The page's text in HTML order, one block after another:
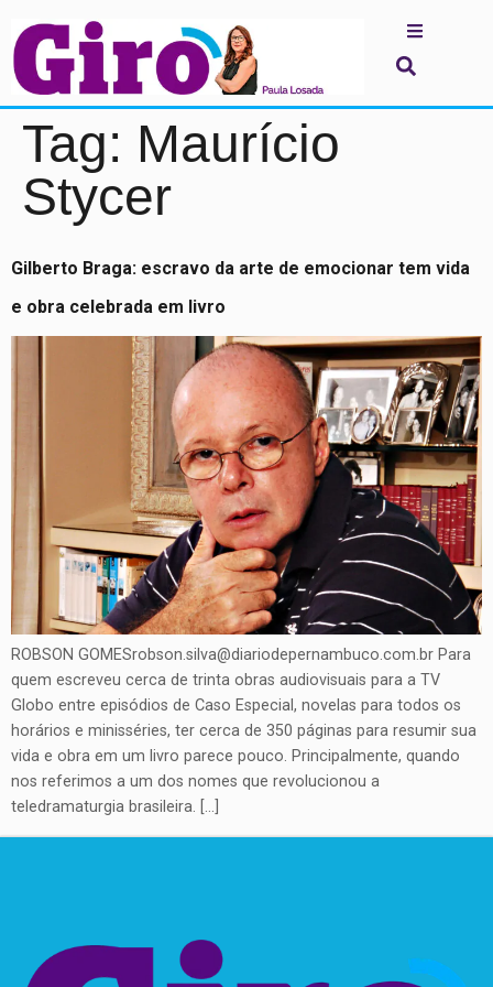
Tag: Maurício
Stycer
Gilberto Braga: escravo da arte de emocionar tem vida
e obra celebrada em livro
ROBSON GOMESrobson.silva@diariodepernambuco.com.br Para
quem escreveu cerca de trinta obras audiovisuais para a TV
Globo entre episódios de Caso Especial, novelas para todos os
horários e minisséries, ter cerca de 350 páginas para resumir sua
vida e obra em um livro parece pouco. Principalmente, quando
nos referimos a um dos nomes que revolucionou a
teledramaturgia brasileira. […]